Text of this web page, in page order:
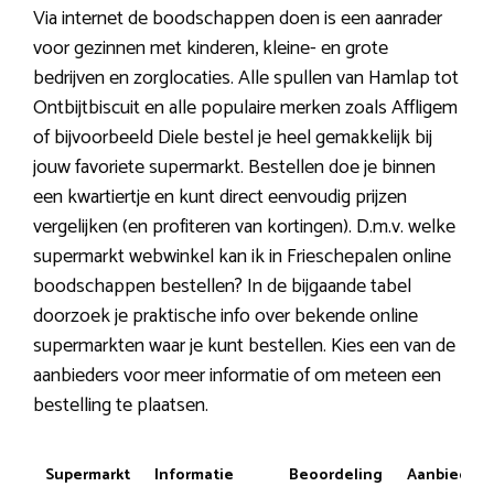
Via internet de boodschappen doen is een aanrader
voor gezinnen met kinderen, kleine- en grote
bedrijven en zorglocaties. Alle spullen van Hamlap tot
Ontbijtbiscuit en alle populaire merken zoals Affligem
of bijvoorbeeld Diele bestel je heel gemakkelijk bij
jouw favoriete supermarkt. Bestellen doe je binnen
een kwartiertje en kunt direct eenvoudig prijzen
vergelijken (en profiteren van kortingen). D.m.v. welke
supermarkt webwinkel kan ik in Frieschepalen online
boodschappen bestellen? In de bijgaande tabel
doorzoek je praktische info over bekende online
supermarkten waar je kunt bestellen. Kies een van de
aanbieders voor meer informatie of om meteen een
bestelling te plaatsen.
Supermarkt Informatie Beoordeling